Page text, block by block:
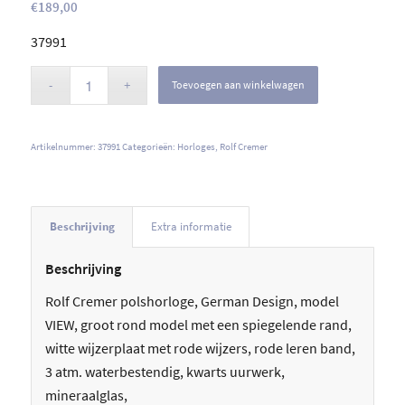
€189,00
37991
Toevoegen aan winkelwagen
Artikelnummer: 37991Categorieën: Horloges, Rolf Cremer
Beschrijving Extra informatie
Beschrijving
Rolf Cremer polshorloge, German Design, model
VIEW, groot rond model met een spiegelende rand,
witte wijzerplaat met rode wijzers, rode leren band,
3 atm. waterbestendig, kwarts uurwerk,
mineraalglas,